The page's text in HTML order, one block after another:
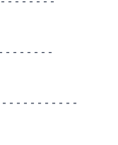
- - - - - - -
- - - - - - - - - - -